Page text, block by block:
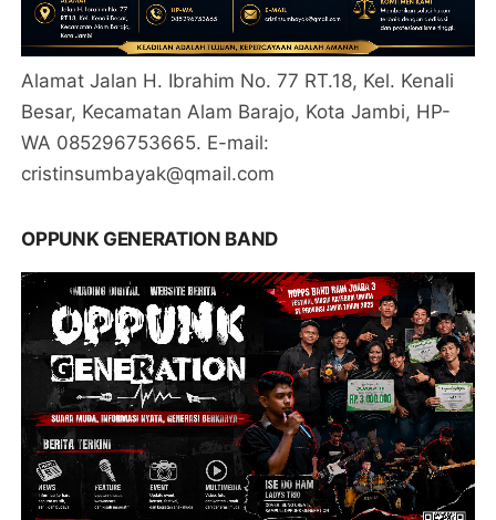
Alamat Jalan H. Ibrahim No. 77 RT.18, Kel. Kenali
Besar, Kecamatan Alam Barajo, Kota Jambi, HP-
WA 085296753665. E-mail:
cristinsumbayak@qmail.com
OPPUNK GENERATION BAND